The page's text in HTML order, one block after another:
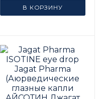
В КОРЗИНУ